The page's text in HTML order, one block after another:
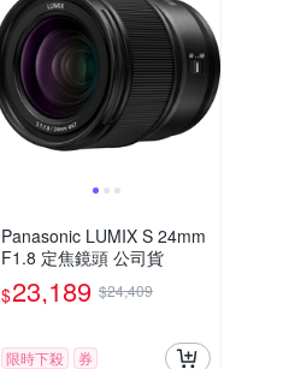
Panasonic LUMIX S 24mm
F1.8 定焦鏡頭 公司貨
$23,189 $24,409
限時下殺 券